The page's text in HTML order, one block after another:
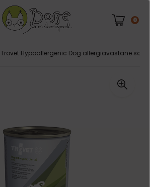
0
Trovet Hypoallergenic Dog allergiavastane sööt